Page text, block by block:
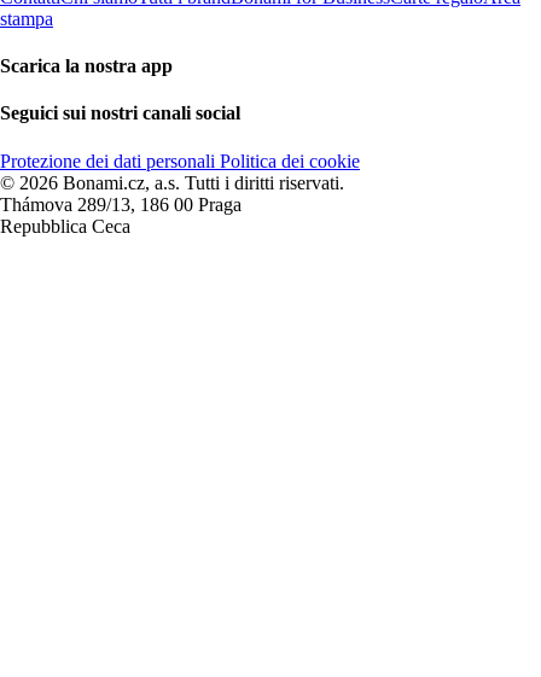
stampa
Scarica la nostra app
Seguici sui nostri canali social
Protezione dei dati personali Politica dei cookie
© 2026 Bonami.cz, a.s. Tutti i diritti riservati.
Thámova 289/13, 186 00 Praga
Repubblica Ceca